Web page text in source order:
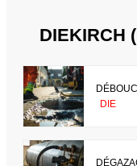
DIEKIRCH
DIE